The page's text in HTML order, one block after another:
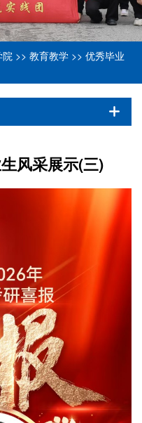
>> 教育教学 >> 优秀毕业
风采展示(三)